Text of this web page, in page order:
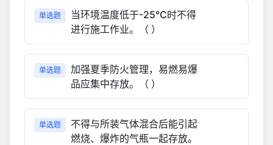
单选题
当环境温度低于-25℃时不得
进行施工作业。（ ）
单选题
加强夏季防火管理，易燃易爆
品应集中存放。（ ）
单选题
不得与所装气体混合后能引起
燃烧、爆炸的气瓶一起存放。